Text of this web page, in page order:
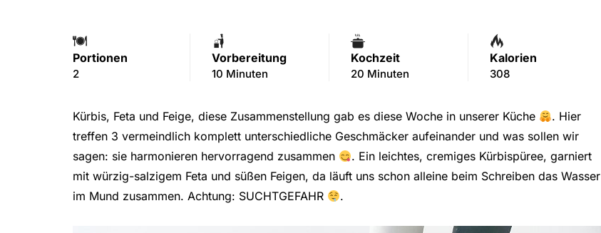
Portionen
2
Vorbereitung
10 Minuten
Kochzeit
20 Minuten
Kalorien
308
Kürbis, Feta und Feige, diese Zusammenstellung gab es diese Woche in unserer Küche
. Hier
treffen 3 vermeindlich komplett unterschiedliche Geschmäcker aufeinander und was sollen wir
sagen: sie harmonieren hervorragend zusammen
. Ein leichtes, cremiges Kürbispüree, garniert
mit würzig-salzigem Feta und süßen Feigen, da läuft uns schon alleine beim Schreiben das Wasser
im Mund zusammen. Achtung: SUCHTGEFAHR
.